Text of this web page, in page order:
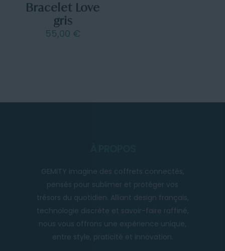
Bracelet Love
gris
55,00 €
GEMITY imagine des coffrets connectés,
pensés pour sublimer et protéger vos
trésors du quotidien. Alliant design français,
technologie discrète et savoir-faire raffiné,
nous vous offrons une expérience unique,
entre style, praticité et innovation.